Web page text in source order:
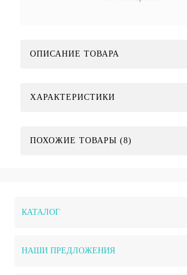
ОПИСАНИЕ ТОВАРА
ХАРАКТЕРИСТИКИ
ПОХОЖИЕ ТОВАРЫ (8)
КАТАЛОГ
НАШИ ПРЕДЛОЖЕНИЯ